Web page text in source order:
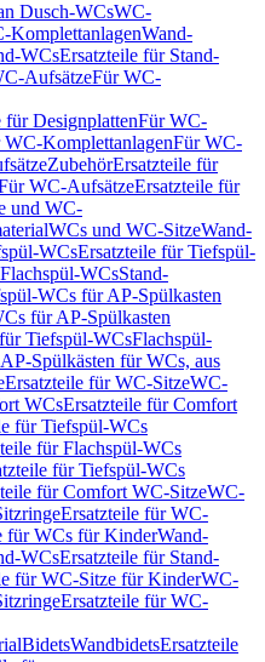
Dusch-WCsWC-
KomplettanlagenWand-
WCsErsatzteile für Stand-
AufsätzeFür WC-
für DesignplattenFür WC-
KomplettanlagenFür WC-
ZubehörErsatzteile für
WC-AufsätzeErsatzteile für
und WC-
WCs und WC-SitzeWand-
WCsErsatzteile für Tiefspül-
WCsStand-
WCs für AP-Spülkasten
für AP-Spülkasten
Tiefspül-WCsFlachspül-
AP-Spülkästen für WCs, aus
Ersatzteile für WC-SitzeWC-
WCsErsatzteile für Comfort
für Tiefspül-WCs
für Flachspül-WCs
für Tiefspül-WCs
für Comfort WC-SitzeWC-
Ersatzteile für WC-
für WCs für KinderWand-
WCsErsatzteile für Stand-
für WC-Sitze für KinderWC-
Ersatzteile für WC-
BidetsWandbidetsErsatzteile